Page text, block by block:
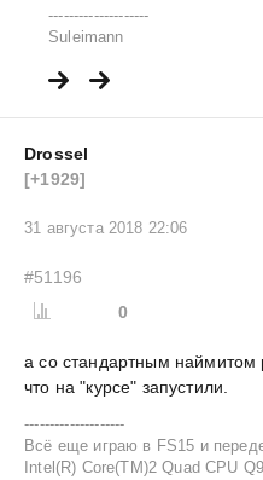
--------------------
Suleimann
Drossel
[+1929]
31 августа 2018 22:06
#51196
0
а со стандартным наймитом
что на "курсе" запустили.
--------------------
Всё еще играю в FS15 и
Intel(R) Core(TM)2 Quad CPU